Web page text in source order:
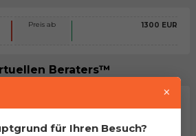
Preis ab 1300 EUR
Beraters™
dass es sich um zwei sehr ähnliche
×
für Ihren Besuch?